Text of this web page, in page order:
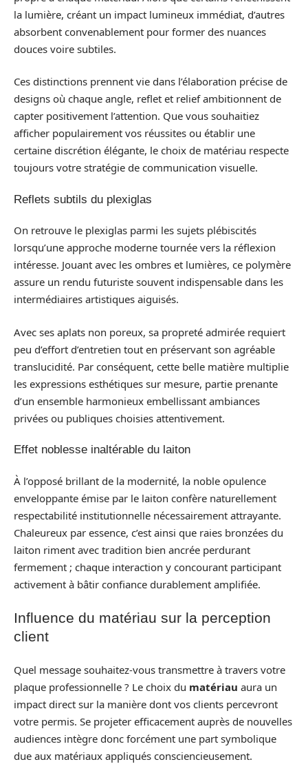
la lumière, créant un impact lumineux immédiat, d’autres
absorbent convenablement pour former des nuances
douces voire subtiles.
Ces distinctions prennent vie dans l’élaboration précise de
designs où chaque angle, reflet et relief ambitionnent de
capter positivement l’attention. Que vous souhaitiez
afficher populairement vos réussites ou établir une
certaine discrétion élégante, le choix de matériau respecte
toujours votre stratégie de communication visuelle.
Reflets subtils du plexiglas
On retrouve le plexiglas parmi les sujets plébiscités
lorsqu’une approche moderne tournée vers la réflexion
intéresse. Jouant avec les ombres et lumières, ce polymère
assure un rendu futuriste souvent indispensable dans les
intermédiaires artistiques aiguisés.
Avec ses aplats non poreux, sa propreté admirée requiert
peu d’effort d’entretien tout en préservant son agréable
translucidité. Par conséquent, cette belle matière multiplie
les expressions esthétiques sur mesure, partie prenante
d’un ensemble harmonieux embellissant ambiances
privées ou publiques choisies attentivement.
Effet noblesse inaltérable du laiton
À l’opposé brillant de la modernité, la noble opulence
enveloppante émise par le laiton confère naturellement
respectabilité institutionnelle nécessairement attrayante.
Chaleureux par essence, c’est ainsi que raies bronzées du
laiton riment avec tradition bien ancrée perdurant
fermement ; chaque interaction y concourant participant
activement à bâtir confiance durablement amplifiée.
Influence du matériau sur la perception
client
Quel message souhaitez-vous transmettre à travers votre
plaque professionnelle ? Le choix du matériau aura un
impact direct sur la manière dont vos clients percevront
votre permis. Se projeter efficacement auprès de nouvelles
audiences intègre donc forcément une part symbolique
due aux matériaux appliqués consciencieusement.